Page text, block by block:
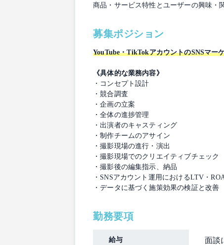
商品・サービス特性とユーザーの興味・
募集ポジション
YouTube・TikTokアカウントのSNSマー
《具体的な業務内容》
・コンセプト設計
・競合調査
・企画の立案
・全体の進捗管理
・出演者のキャスティング
・制作チームのアサイン
・撮影現場の進行・演出
・撮影現場でのクリエイティブチェック
・撮影後の編集指示、納品
・SNSアカウント運用におけるLTV・
・データに基づく施策効果の検証と改善
勤務要項
給与 面談